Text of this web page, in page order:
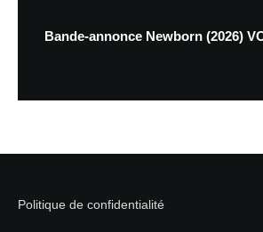
Bande-annonce Newborn (2026)
Politique de confidentialité